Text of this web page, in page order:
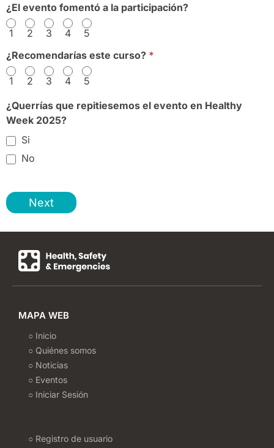
¿El evento fomentó a la participación?
1 2 3 4
5
¿Recomendarías este curso? *
1 2 3 4
5
¿Querrías que repitiesemos el evento en Healthy
Week 2025?
Si
No
Next
MAPA WEB
○ Inicio
○ Quiénes somos
○ Noticias
○ Eventos
○ Iniciar Sesión
○ Registro de usuario